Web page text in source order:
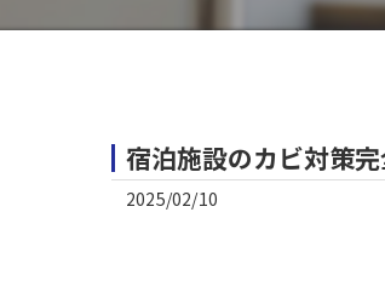
宿泊施設のカビ対策
2025/02/10